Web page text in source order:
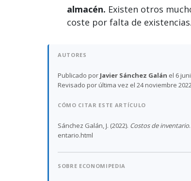
almacén. Existen otros
coste por falta de existencias.
AUTORES
Publicado por Javier Sánchez Galán el 6
Revisado por última vez el 24 noviembre
CÓMO CITAR ESTE ARTÍCULO
Sánchez Galán, J. (2022). Costos de inventario
entario.html
SOBRE ECONOMIPEDIA